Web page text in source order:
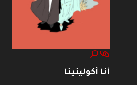
أنا أكولينينا